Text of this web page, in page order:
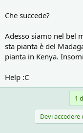
Che succede?
Adesso siamo nel bel
sta pianta è del
pianta in Kenya.
Help :C
1
Devi